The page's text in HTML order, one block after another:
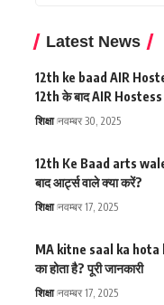
Latest News
12th ke baad AIR
12th के बाद AIR
शिक्षा नवम्बर 30, 2025
12th Ke Baad arts
बाद आर्ट्स वाले क्या करें?
शिक्षा नवम्बर 17, 2025
MA kitne saal ka hota
का होता है? पूरी जानकारी
शिक्षा नवम्बर 17, 2025